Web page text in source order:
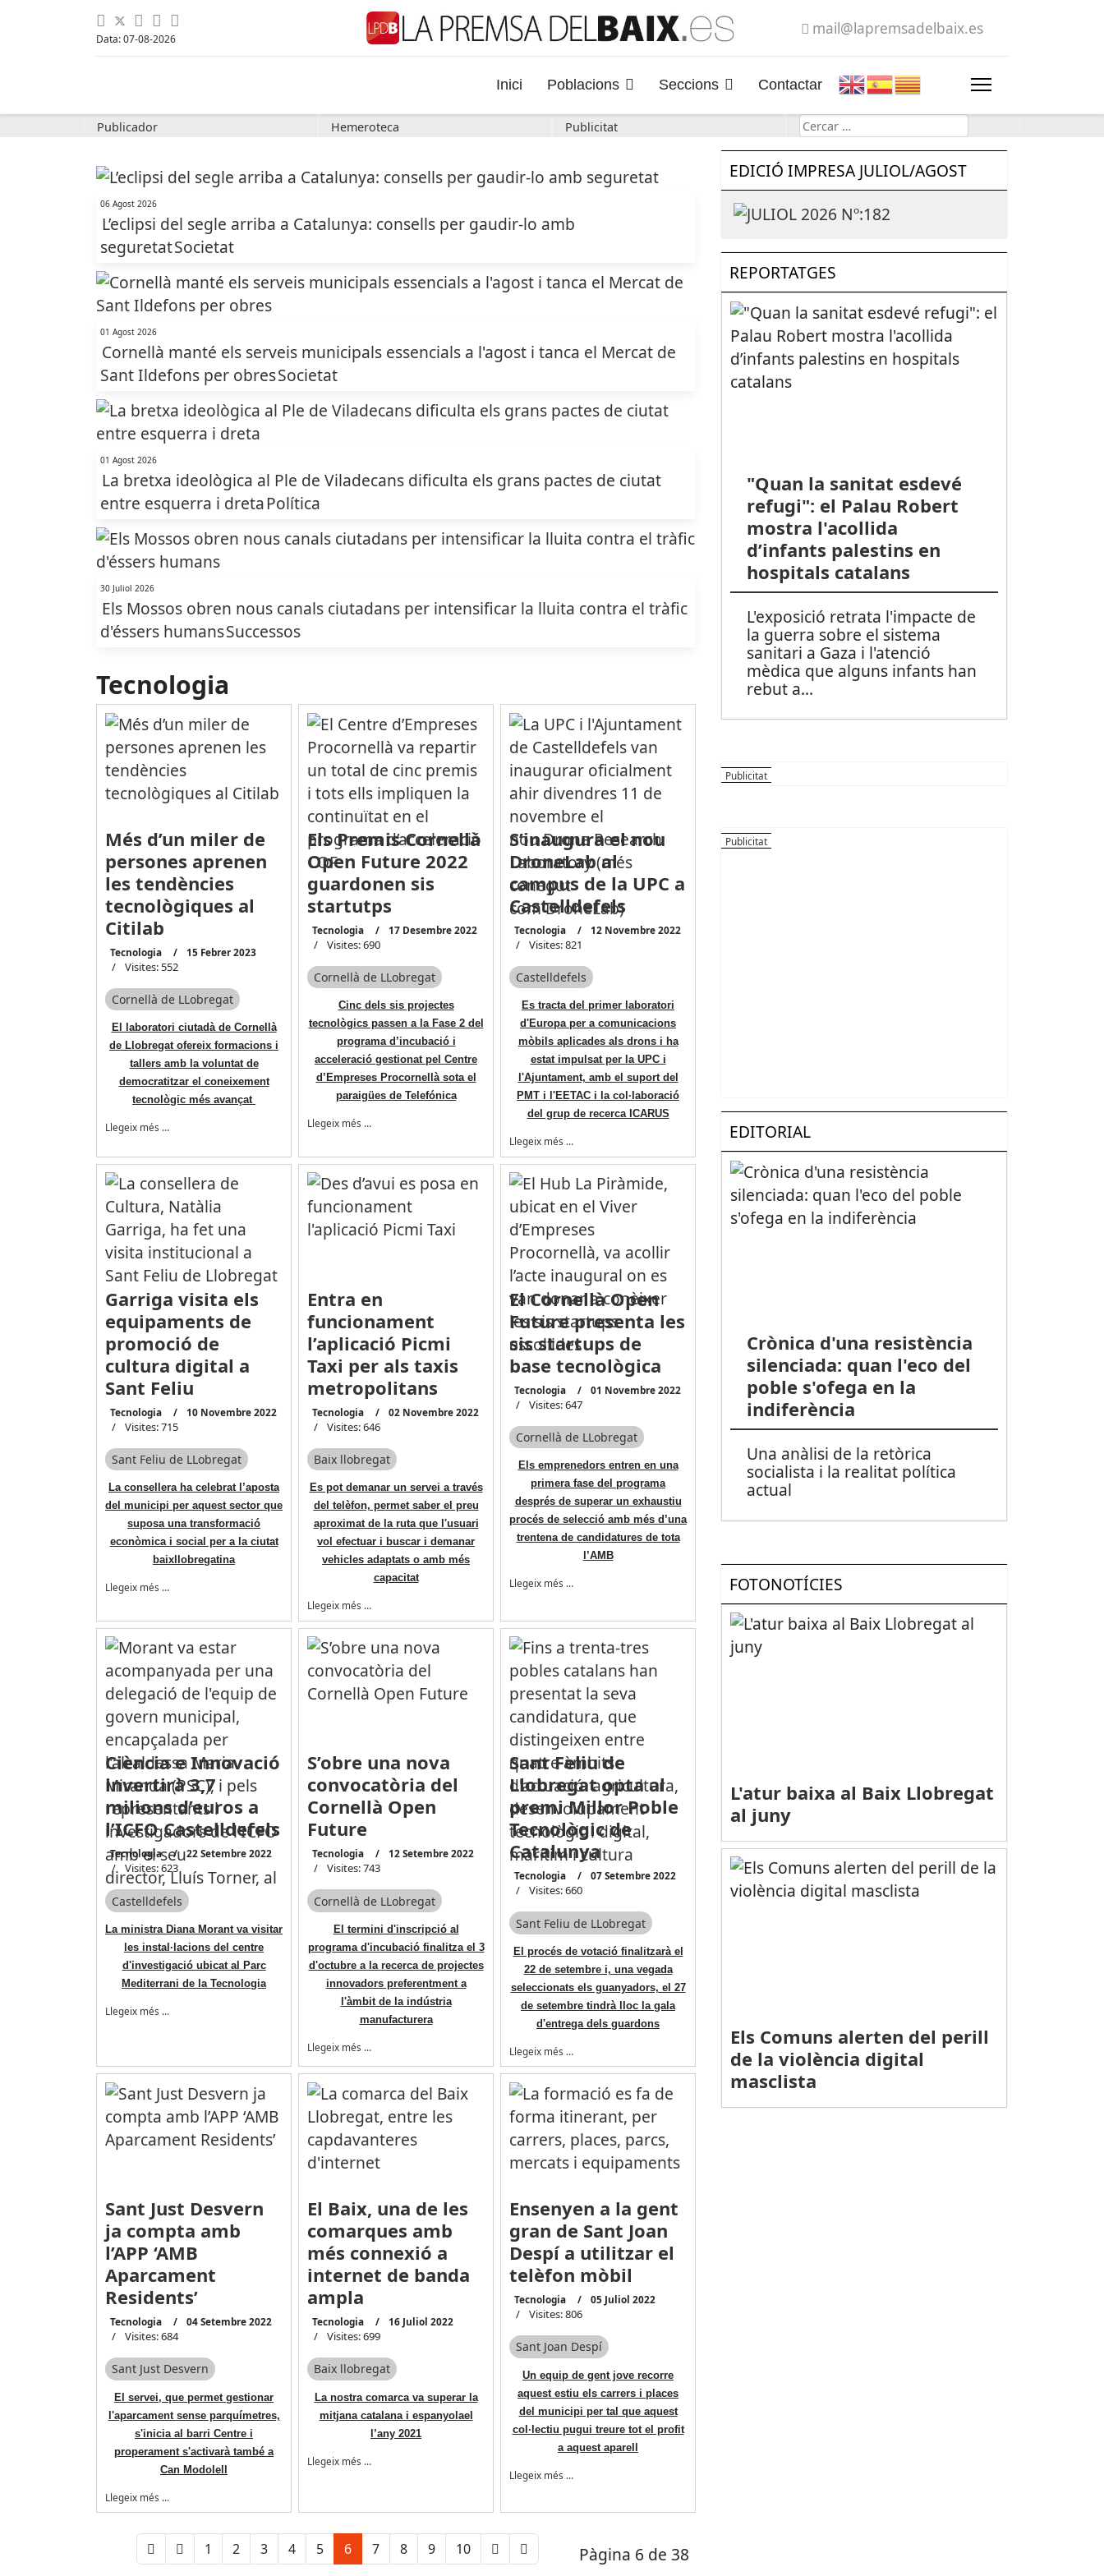
Data: 07-08-2026
mail@lapremsadelbaix.es
Inici Poblacions Seccions Contactar
Publicador Hemeroteca Publicitat Cerca
06 Agost 2026
L’eclipsi del segle arriba a Catalunya: consells per gaudir-lo amb
seguretatSocietat
01 Agost 2026
Cornellà manté els serveis municipals essencials a l'agost i tanca el Mercat de
Sant Ildefons per obresSocietat
01 Agost 2026
La bretxa ideològica al Ple de Viladecans dificulta els grans pactes de ciutat
entre esquerra i dretaPolítica
30 Juliol 2026
Els Mossos obren nous canals ciutadans per intensificar la lluita contra el tràfic
d'éssers humansSuccessos
Tecnologia
Més d’un miler de
persones aprenen
les tendències
tecnològiques al
Citilab
Tecnologia 15 Febrer 2023
Visites: 552
Cornellà de LLobregat
El laboratori ciutadà de Cornellà
de Llobregat ofereix formacions i
tallers amb la voluntat de
democratitzar el coneixement
tecnològic més avançat
Llegeix més …
Els Premis Cornellà
Open Future 2022
guardonen sis
startutps
Tecnologia 17 Desembre 2022
Visites: 690
Cornellà de LLobregat
Cinc dels sis projectes
tecnològics passen a la Fase 2 del
programa d’incubació i
acceleració gestionat pel Centre
d’Empreses Procornellà sota el
paraigües de Telefónica
Llegeix més …
S’inaugura el nou
DroneLab al
campus de la UPC a
Castelldefels
Tecnologia 12 Novembre 2022
Visites: 821
Castelldefels
Es tracta del primer laboratori
d'Europa per a comunicacions
mòbils aplicades als drons i ha
estat impulsat per la UPC i
l'Ajuntament, amb el suport del
PMT i l'EETAC i la col·laboració
del grup de recerca ICARUS
Llegeix més …
Garriga visita els
equipaments de
promoció de
cultura digital a
Sant Feliu
Tecnologia 10 Novembre 2022
Visites: 715
Sant Feliu de LLobregat
La consellera ha celebrat l’aposta
del municipi per aquest sector que
suposa una transformació
econòmica i social per a la ciutat
baixllobregatina
Llegeix més …
Entra en
funcionament
l’aplicació Picmi
Taxi per als taxis
metropolitans
Tecnologia 02 Novembre 2022
Visites: 646
Baix llobregat
Es pot demanar un servei a través
del telèfon, permet saber el preu
aproximat de la ruta que l'usuari
vol efectuar i buscar i demanar
vehicles adaptats o amb més
capacitat
Llegeix més …
El Cornellà Open
Future presenta les
sis startups de
base tecnològica
Tecnologia 01 Novembre 2022
Visites: 647
Cornellà de LLobregat
Els emprenedors entren en una
primera fase del programa
després de superar un exhaustiu
procés de selecció amb més d’una
trentena de candidatures de tota
l’AMB
Llegeix més …
Ciència e Innovació
invertirà 3,7
milions d’euros a
l’ICFO Castelldefels
Tecnologia 22 Setembre 2022
Visites: 623
Castelldefels
La ministra Diana Morant va visitar
les instal·lacions del centre
d'investigació ubicat al Parc
Mediterrani de la Tecnologia
Llegeix més …
S’obre una nova
convocatòria del
Cornellà Open
Future
Tecnologia 12 Setembre 2022
Visites: 743
Cornellà de LLobregat
El termini d'inscripció al
programa d'incubació finalitza el 3
d'octubre a la recerca de projectes
innovadors preferentment a
l'àmbit de la indústria
manufacturera
Llegeix més …
Sant Feliu de
Llobregat opta al
premi Millor Poble
Tecnològic de
Catalunya
Tecnologia 07 Setembre 2022
Visites: 660
Sant Feliu de LLobregat
El procés de votació finalitzarà el
22 de setembre i, una vegada
seleccionats els guanyadors, el 27
de setembre tindrà lloc la gala
d'entrega dels guardons
Llegeix més …
Sant Just Desvern
ja compta amb
l’APP ‘AMB
Aparcament
Residents’
Tecnologia 04 Setembre 2022
Visites: 684
Sant Just Desvern
El servei, que permet gestionar
l'aparcament sense parquímetres,
s'inicia al barri Centre i
properament s'activarà també a
Can Modolell
Llegeix més …
El Baix, una de les
comarques amb
més connexió a
internet de banda
ampla
Tecnologia 16 Juliol 2022
Visites: 699
Baix llobregat
La nostra comarca va superar la
mitjana catalana i espanyolael
l’any 2021
Llegeix més …
Ensenyen a la gent
gran de Sant Joan
Despí a utilitzar el
telèfon mòbil
Tecnologia 05 Juliol 2022
Visites: 806
Sant Joan Despí
Un equip de gent jove recorre
aquest estiu els carrers i places
del municipi per tal que aquest
col·lectiu pugui treure tot el profit
a aquest aparell
Llegeix més …
Pàgina 6 de 38
1 2 3 4 5 6 7 8 9 10
EDICIÓ IMPRESA JULIOL/AGOST
REPORTATGES
"Quan la sanitat esdevé
refugi": el Palau Robert
mostra l'acollida
d’infants palestins en
hospitals catalans
L'exposició retrata l'impacte de
la guerra sobre el sistema
sanitari a Gaza i l'atenció
mèdica que alguns infants han
rebut a...
EDITORIAL
Crònica d'una resistència
silenciada: quan l'eco del
poble s'ofega en la
indiferència
Una anàlisi de la retòrica
socialista i la realitat política
actual
FOTONOTÍCIES
L'atur baixa al Baix Llobregat
al juny
Els Comuns alerten del perill
de la violència digital
masclista